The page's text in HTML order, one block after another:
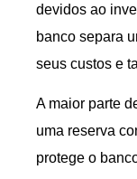
devidos ao
banco separa
seus custos e
A maior parte
uma reserva
protege o